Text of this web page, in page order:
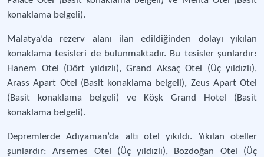
konaklama belgeli).
Malatya’da rezerv alanı ilan edildiğinden dolayı yıkılan
konaklama tesisleri de bulunmaktadır. Bu tesisler şunlardır:
Hanem Otel (Dört yıldızlı), Grand Aksaç Otel (Üç yıldızlı),
Arass Apart Otel (Basit konaklama belgeli), Zeus Apart Otel
(Basit konaklama belgeli) ve Köşk Grand Hotel (Basit
konaklama belgeli).
Depremlerde Adıyaman’da altı otel yıkıldı. Yıkılan oteller
şunlardır: Arsemes Otel (Üç yıldızlı), Bozdoğan Otel (Üç